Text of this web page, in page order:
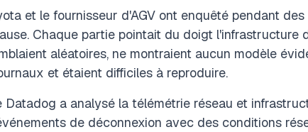
et le fournisseur d'AGV ont enquêté pendant des
Chaque partie pointait du doigt l'infrastructure
aléatoires, ne montraient aucun modèle
et étaient difficiles à reproduire.
a analysé la télémétrie réseau et
de déconnexion avec des conditions